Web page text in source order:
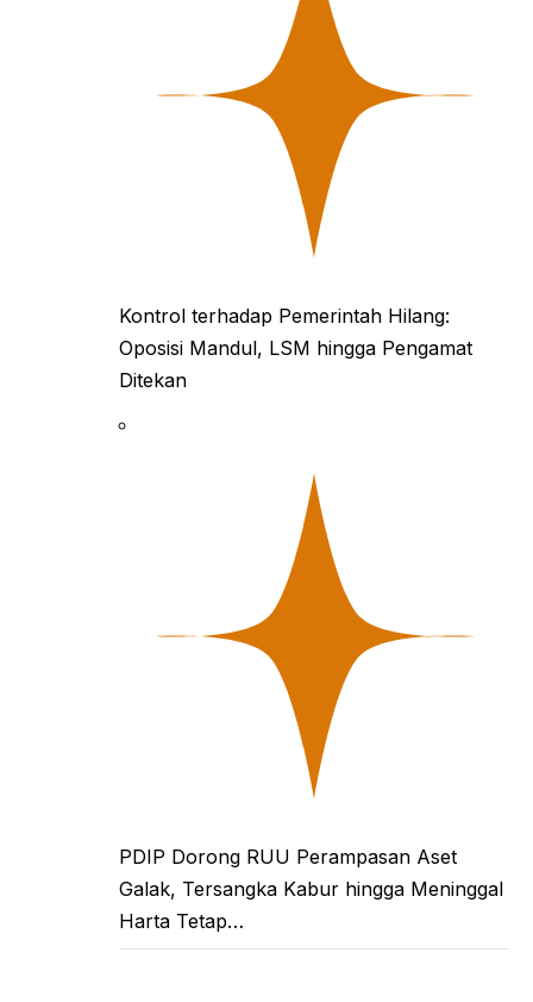
Kontrol terhadap Pemerintah Hilang:
Oposisi Mandul, LSM hingga Pengamat
Ditekan
PDIP Dorong RUU Perampasan Aset
Galak, Tersangka Kabur hingga Meninggal
Harta Tetap…